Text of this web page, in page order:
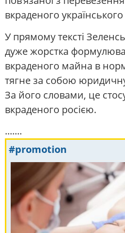
вкраденого
У прямому тексті
дуже жорстка
вкраденого майна в
тягне за собою юридичну
За його словами, це
вкраденого росією.
.......
#promotion